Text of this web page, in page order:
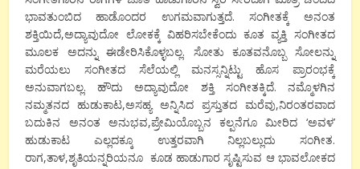
ಭಾವತುಂಬಿದ ಹಾಡೊಂದರ ಉಗಮವಾಗುತ್ತದೆ. ಸಂಗೀತಕ್ಕೆ ಅನಂತ
ಶಕ್ತಿಯಿದೆ,ಅದ್ಯಾವುದೋ ಲೋಕಕ್ಕೆ ವಿಹರಿಸಬೇಕೆಂದು ಕೂತ ವ್ಯಕ್ತಿ ಸಂಗೀತದ
ಮೂಲಕ ಅದನ್ನು ಈಡೇರಿಸಿಕೊಳ್ಳಬಲ್ಲ. ಸೋತು ಕೂತವನೊಬ್ಬ ಸೋಲನ್ನು
ಮರೆಯಲು ಸಂಗೀತದ ಸೆಲೆಯಲ್ಲಿ ಮನಸ್ಸನ್ನಿಟ್ಟು ಹೊಸ ಪ್ರಾರಂಭಕ್ಕೆ
ಅನುವಾಗಬಲ್ಲ. ಹೌದು ಅದ್ಯಾವುದೋ ಶಕ್ತಿ ಸಂಗೀತಕ್ಕಿದೆ. ನಮ್ಮೊಳಗಿನ
ನಮ್ಮತನದ ಹುಡುಕಾಟ,ಅಸಹ್ಯ ಅನ್ನಿಸಿದ ಪ್ರಸ್ತುತದ ಮರೆವು,ನಿರಂತರವಾದ
ಬದುಕಿನ ಅನಂತ ಅನುಭವ,ಪ್ರೇಮಿಯೊಬ್ಬನ ಕಲ್ಪನೆಗೂ ಮೀರಿದ ‘ಅವಳ’
ಹುಡುಕಾಟ ಎಲ್ಲದಕ್ಕೂ ಉತ್ತರವಾಗಿ ನಿಲ್ಲಬಲ್ಲುದು ಸಂಗೀತ.
ರಾಗ,ತಾಳ,ಶೃತಿಯನ್ನರಿಯನೂ ಕೂಡ ಹಾಡುಗಾರ ಸೃಷ್ಟಿಸುವ ಆ ಭಾವಲೋಕದ